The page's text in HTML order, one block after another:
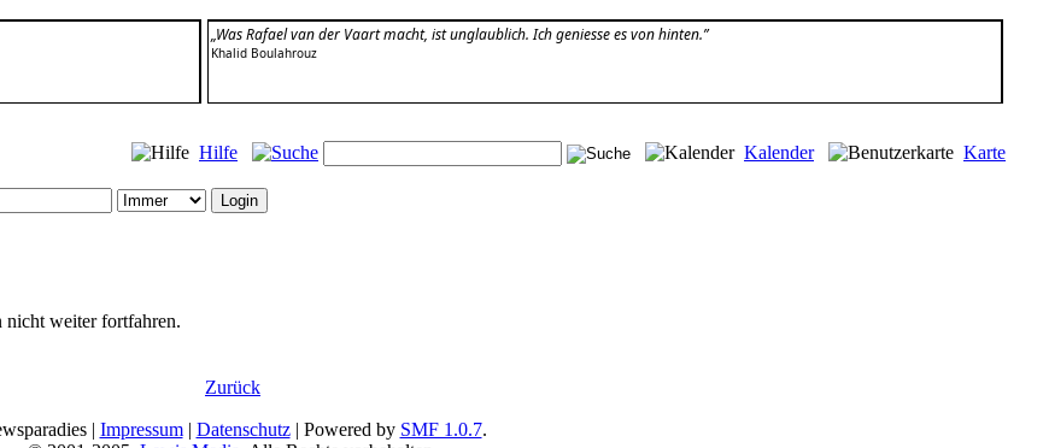
„Was Rafael van der Vaart macht, ist unglaublich. Ich geniesse es von hinten.”
Khalid Boulahrouz
Hilfe Kalender
Karte
nicht weiter fortfahren.
Zurück
| Impressum| Datenschutz| Powered by SMF 1.0.7.